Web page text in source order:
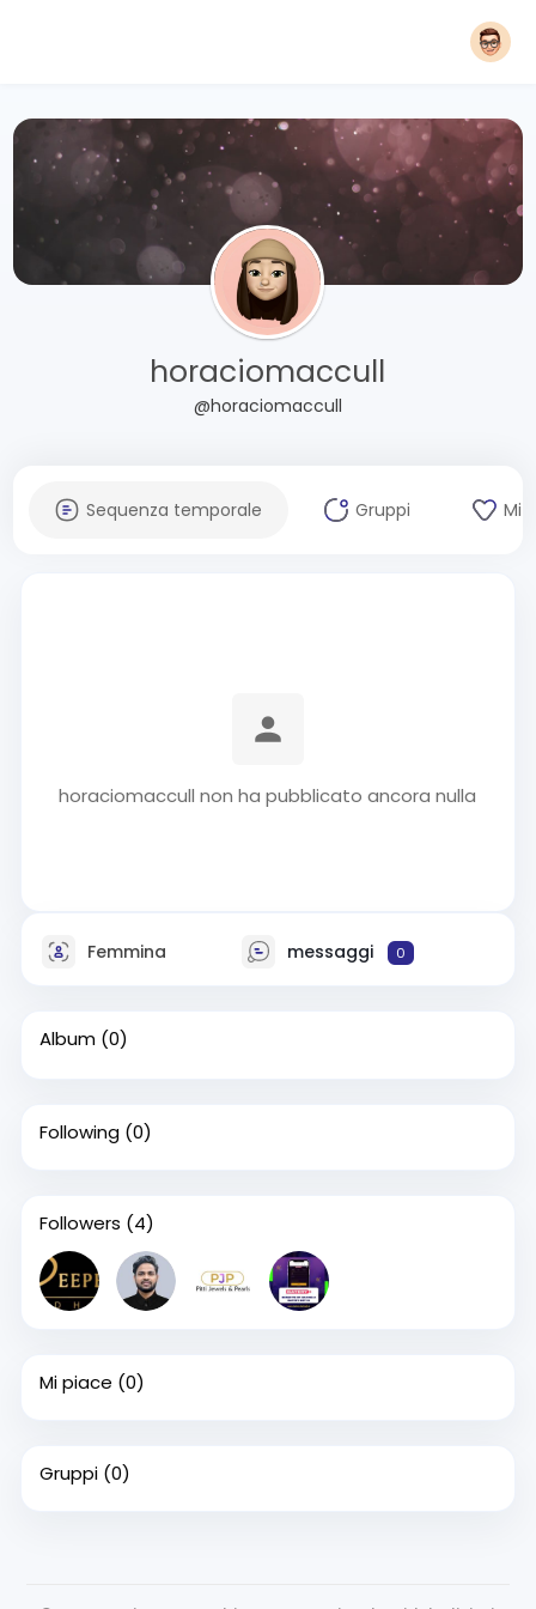
horaciomaccull
@horaciomaccull
Sequenza temporale Gruppi Mi
horaciomaccull non ha pubblicato ancora nulla
Femmina messaggi 0
Album (0)
Following (0)
Followers (4)
Mi piace (0)
Gruppi (0)